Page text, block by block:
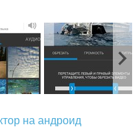
на андроид